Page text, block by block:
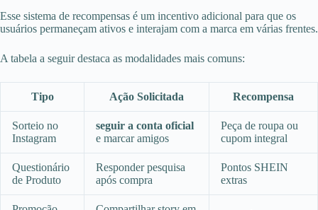
Esse sistema de recompensas é um incentivo adicional para que os
usuários permaneçam ativos e interajam com a marca em várias frentes.
A tabela a seguir destaca as modalidades mais comuns:
Tipo Ação Solicitada Recompensa
Sorteio no
Instagram
seguir a conta oficial
e marcar amigos
Peça de roupa ou
cupom integral
Questionário
de Produto
Responder pesquisa
após compra
Pontos SHEIN
extras